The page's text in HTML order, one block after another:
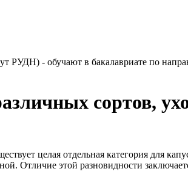
РУДН) - обучают в бакалавриате по
сортов,
целая отдельная категория для
Отличие этой разновидности